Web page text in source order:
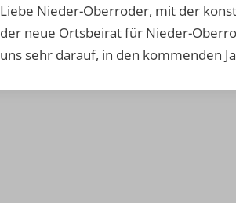
Liebe Nieder-Oberroder, mit der
der neue Ortsbeirat für Nieder-
uns sehr darauf, in den kommenden